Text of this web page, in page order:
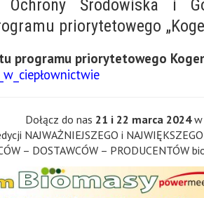
Ochrony Środowiska i
priorytetowego
programu priorytetowego
Dołącz do nas 21 i 22 marca 2024w
NAJWAŻNIEJSZEGO i
– DOSTAWCÓW – PRODUCENTÓW